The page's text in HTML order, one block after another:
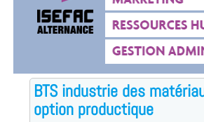
BTS industrie des
option productique